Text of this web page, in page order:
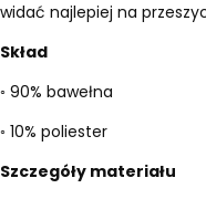
widać najlepiej na
Skład
◦ 90% bawełna
◦ 10% poliester
Szczegóły materiału